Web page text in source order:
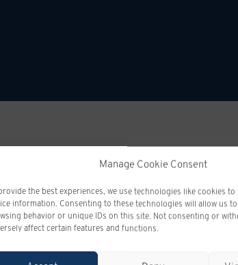
Manage Cookie Consent
the best experiences, we use technologies like cookies
information. Consenting to these technologies will allow us
behavior or unique IDs on this site. Not consenting or
affect certain features and functions.